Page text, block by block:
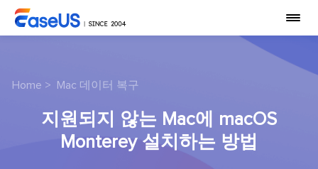
Home > Mac 데이터 복구
지원되지 않는 Mac에 macOS
Monterey 설치하는 방법